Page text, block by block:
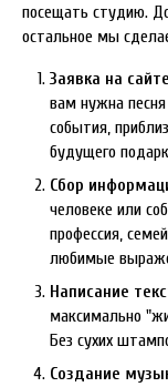
посещать студию.
остальное мы
Заявка на
вам нужна
события,
будущего
Сбор
человеке или
профессия,
любимые
Написание
максимально
Без сухих
Создание